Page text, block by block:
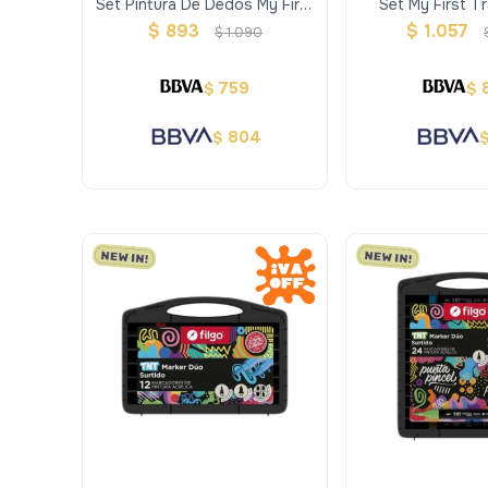
Stamp Maped Creativ
$ 893 $1.090
$ 759
$ 804
Maped
$ 1.057
$
$